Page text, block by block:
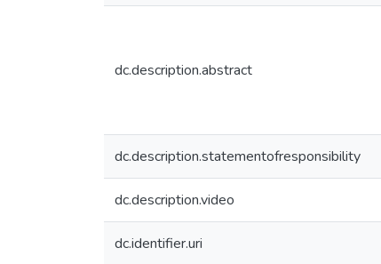
dc.description.abstract
dc.description.statementofresponsibility
dc.description.video
dc.identifier.uri